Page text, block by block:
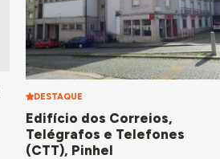
DESTAQUE
Edifício dos Correios,
Telégrafos e Telefones
(CTT), Pinhel